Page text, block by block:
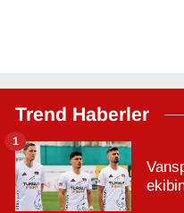
Trend Haberler
1